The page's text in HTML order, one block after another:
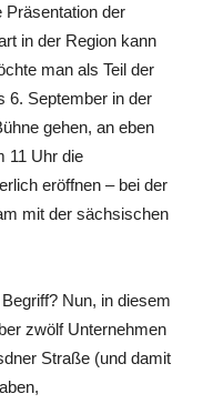
Präsentation der
in der Region kann
man als Teil der
6. September in der
gehen, an eben
11 Uhr die
eröffnen – bei der
mit der sächsischen
Nun, in diesem
zwölf Unternehmen
Straße (und damit